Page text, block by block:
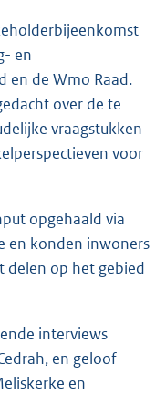
en
en de Wmo Raad.
over de te
vraagstukken
voor
opgehaald via
en konden inwoners
delen op het gebied
interviews
en geloof
en